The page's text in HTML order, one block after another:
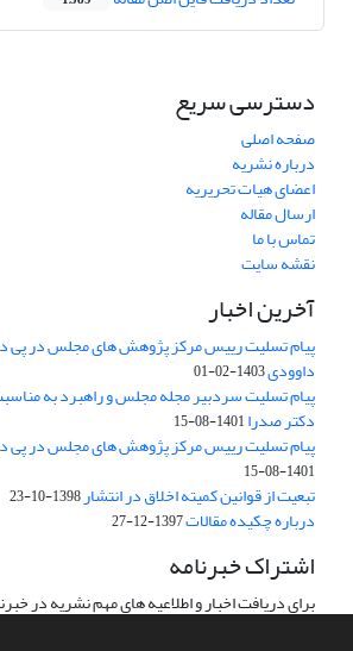
دسترسی سریع
صفحه اصلی
درباره نشریه
اعضای هیات تحریریه
ارسال مقاله
تماس با ما
نقشه سایت
آخرین اخبار
پیام تسلیت رییس مرکز پژوهش های مجلس در پی
داوودی1403-02-01
پیام تسلیت سردبیر مجله مجلس و راهبرد به
دکتر صدرا1401-08-15
پیام تسلیت رییس مرکز پژوهش های مجلس در
1401-08-15
تبعیت از قوانین کمیته اخلاق در انتشار1398-10-23
درباره چکیده مقالات1397-12-27
اشتراک خبرنامه
برای دریافت اخبار و اطلاعیه های مهم نشریه در